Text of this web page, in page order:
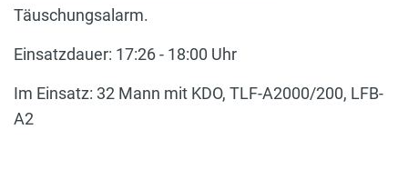
Täuschungsalarm.
Einsatzdauer: 17:26 - 18:00 Uhr
Im Einsatz: 32 Mann mit KDO, TLF-A2000/200, LFB-
A2